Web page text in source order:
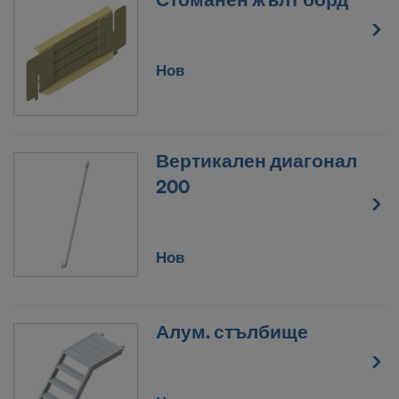
Нов
Вертикален диагонал
200
Нов
Алум. стълбище
настройките за бисквитки на уеб сайта.
СЪГЛАСНИ ЛИ СТЕ С
ИЗПОЛЗВАНЕТО НА БИСКВИТКИ И
ПРЕДАВАНЕТО НА ВАШИТЕ ЛИЧНИ
ДАННИ В САЩ?